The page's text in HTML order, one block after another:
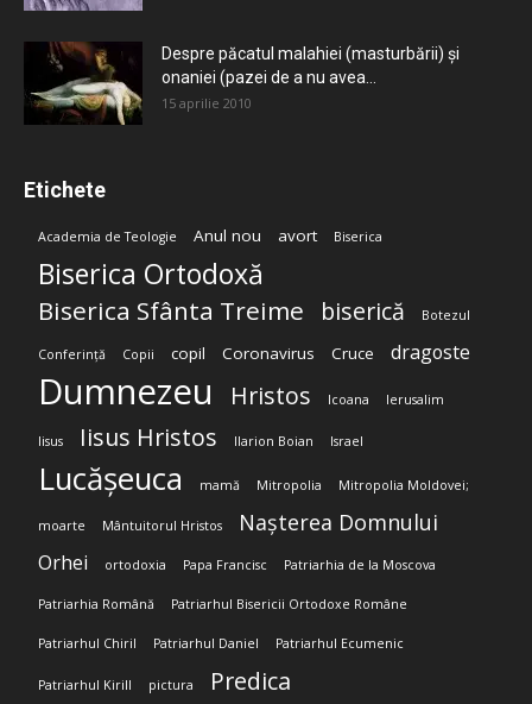
Despre păcatul malahiei (masturbării) şi
onaniei (pazei de a nu avea...
15 aprilie 2010
Etichete
Academia de Teologie Anul nou avort Biserica
Biserica Ortodoxă
Biserica Sfânta Treime biserică Botezul
Conferință Copii copil Coronavirus Cruce dragoste
Dumnezeu Hristos Icoana Ierusalim
Iisus Iisus Hristos Ilarion Boian Israel
Lucășeuca mamă Mitropolia Mitropolia Moldovei;
moarte Mântuitorul Hristos Nașterea Domnului
Orhei ortodoxia Papa Francisc Patriarhia de la Moscova
Patriarhia Română Patriarhul Bisericii Ortodoxe Române
Patriarhul Chiril Patriarhul Daniel Patriarhul Ecumenic
Patriarhul Kirill pictura Predica